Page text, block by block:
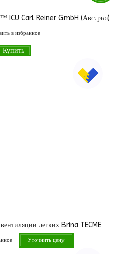
Carl Reiner GmbH (Австрия)
в избранное
000грн
Купить
легких Brina TECME
Уточнить цену